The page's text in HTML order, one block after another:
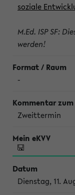
soziale
M.Ed. ISP SF:
werden!
-
Zweittermin
Dienstag, 11.